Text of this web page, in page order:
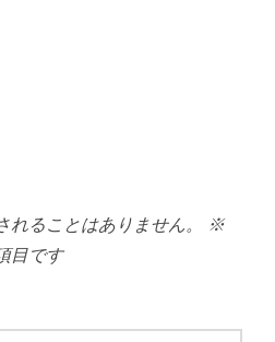
れることはありません。
※
目です